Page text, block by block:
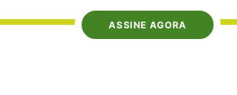
ASSINE AGORA